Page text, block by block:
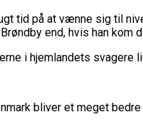
tid på at vænne sig til
end, hvis han kom
i hjemlandets svagere
bliver et meget